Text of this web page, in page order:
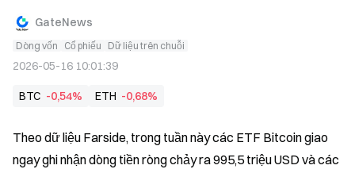
GateNews
Dòng vốn Cổ phiếu Dữ liệu trên chuỗi
2026-05-16 10:01:39
BTC -0,54% ETH -0,68%
Theo dữ liệu Farside, trong tuần này các ETF Bitcoin giao
ngay ghi nhận dòng tiền ròng chảy ra 995,5 triệu USD và các